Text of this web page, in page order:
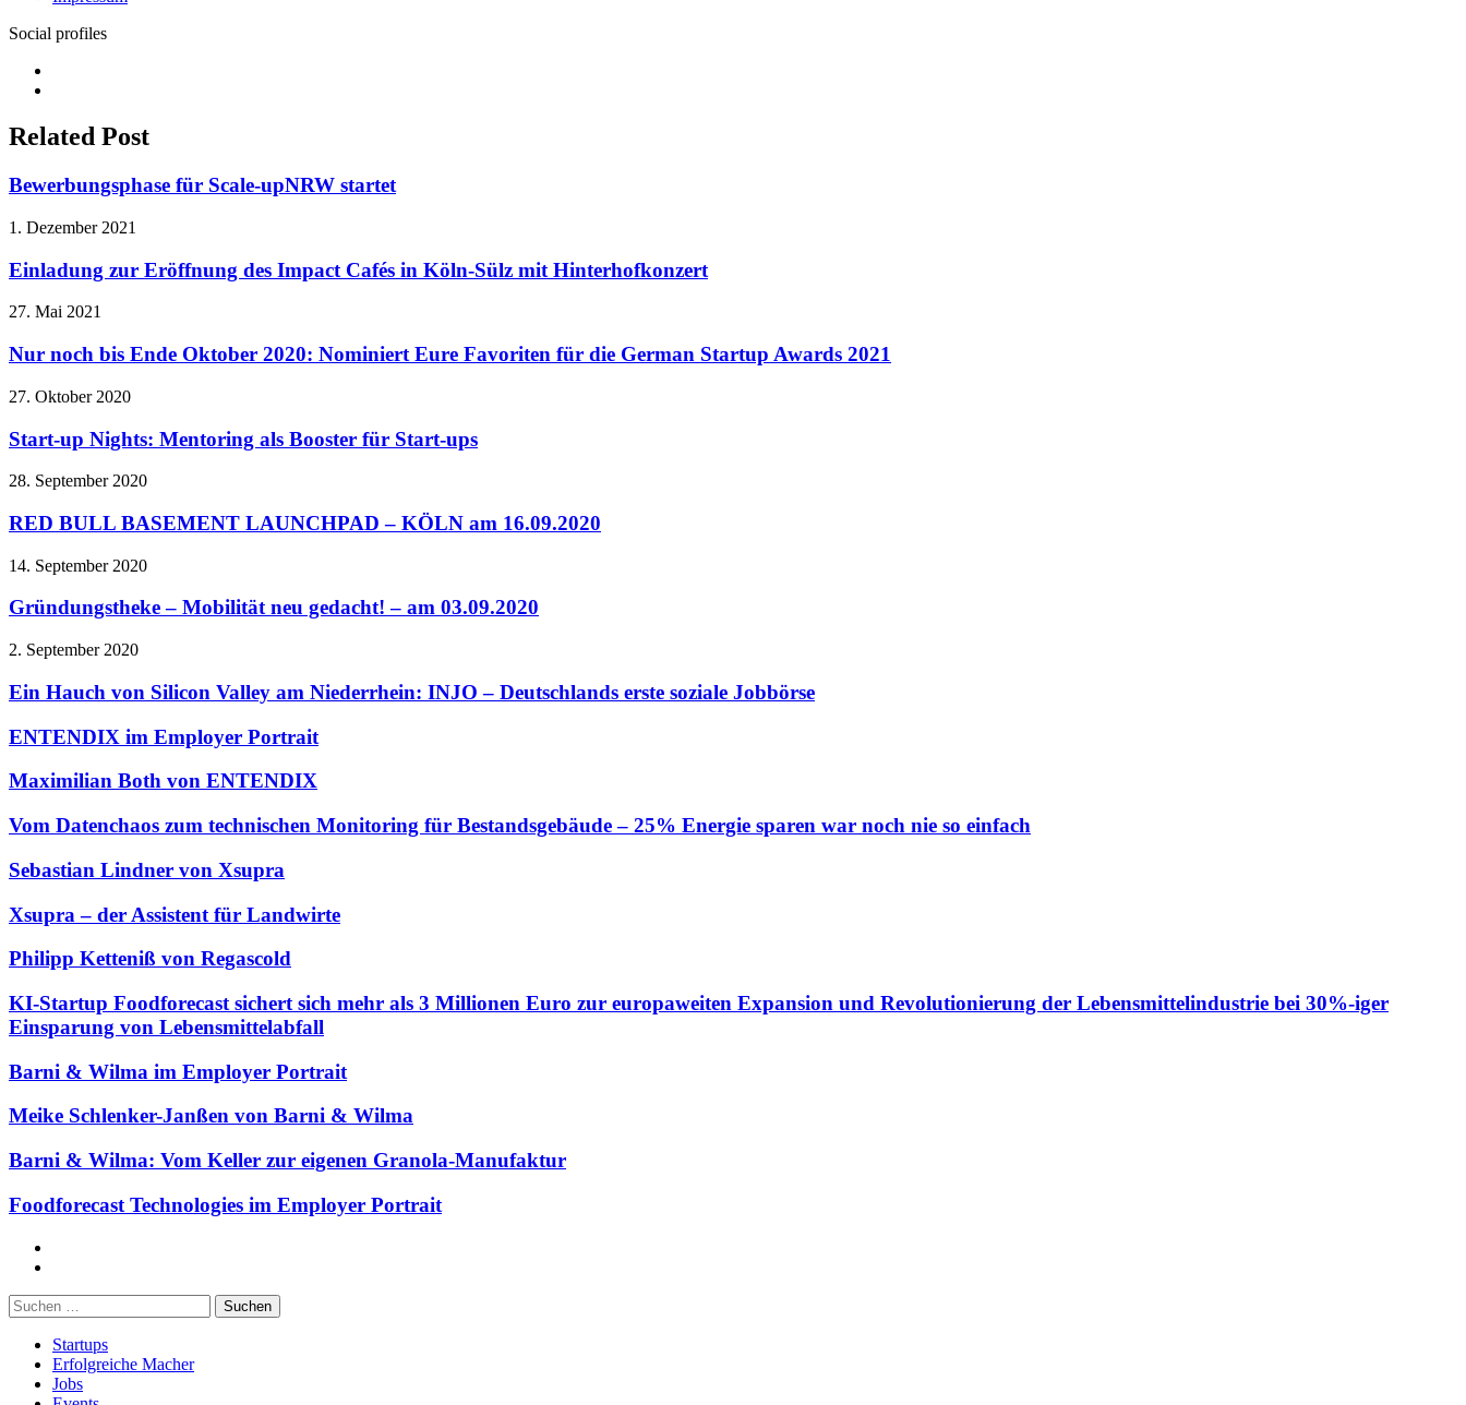
Social profiles
Related Post
Bewerbungsphase für Scale-upNRW startet
1. Dezember 2021
Einladung zur Eröffnung des Impact Cafés in Köln-Sülz mit Hinterhofkonzert
27. Mai 2021
Nur noch bis Ende Oktober 2020: Nominiert Eure Favoriten für die German Startup Awards 2021
27. Oktober 2020
Start-up Nights: Mentoring als Booster für Start-ups
28. September 2020
RED BULL BASEMENT LAUNCHPAD – KÖLN am 16.09.2020
14. September 2020
Gründungstheke – Mobilität neu gedacht! – am 03.09.2020
2. September 2020
Ein Hauch von Silicon Valley am Niederrhein: INJO – Deutschlands erste soziale Jobbörse
ENTENDIX im Employer Portrait
Maximilian Both von ENTENDIX
Vom Datenchaos zum technischen Monitoring für Bestandsgebäude – 25% Energie sparen war noch nie so einfach
Sebastian Lindner von Xsupra
Xsupra – der Assistent für Landwirte
Philipp Ketteniß von Regascold
KI-Startup Foodforecast sichert sich mehr als 3 Millionen Euro zur europaweiten Expansion und Revolutionierung der Lebensmittelindustrie bei 30%-iger
Einsparung von Lebensmittelabfall
Barni & Wilma im Employer Portrait
Meike Schlenker-Janßen von Barni & Wilma
Barni & Wilma: Vom Keller zur eigenen Granola-Manufaktur
Foodforecast Technologies im Employer Portrait
Suchen
nach:
Startups
Erfolgreiche Macher
Jobs